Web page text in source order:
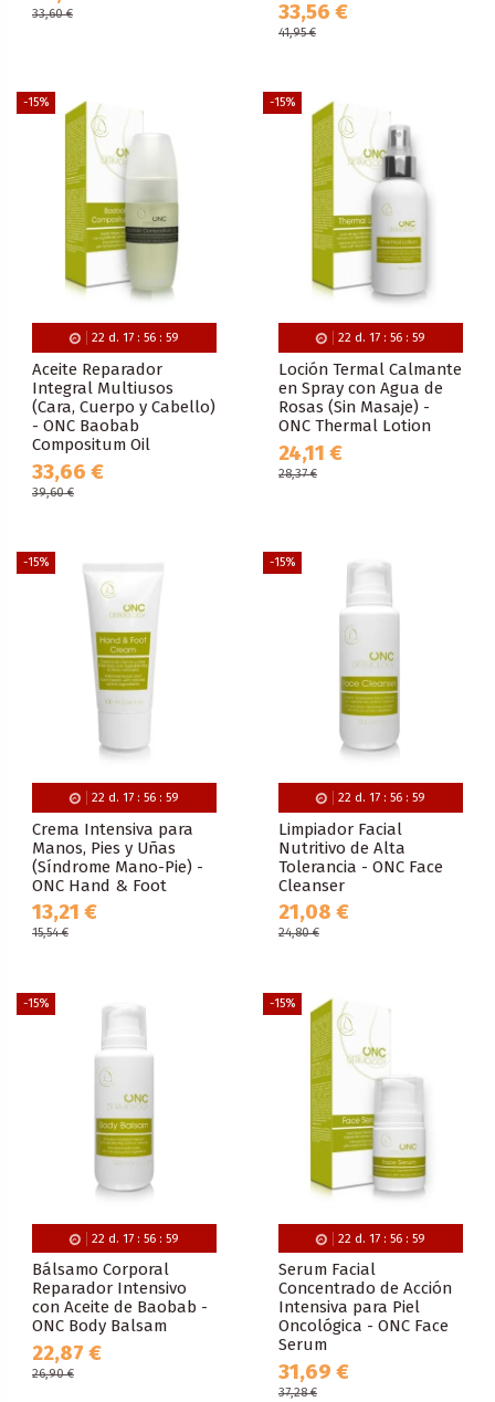
33,60 € 33,56 €
41,95 €
-15%
22 d. 17 :56 :59
Aceite Reparador
Integral Multiusos
(Cara, Cuerpo y Cabello)
- ONC Baobab
Compositum Oil
33,66 €
39,60 €
-15%
22 d. 17 :56 :59
Loción Termal Calmante
en Spray con Agua de
Rosas (Sin Masaje) -
ONC Thermal Lotion
24,11 €
28,37 €
-15%
22 d. 17 :56 :59
Crema Intensiva para
Manos, Pies y Uñas
(Síndrome Mano-Pie) -
ONC Hand & Foot
13,21 €
15,54 €
-15%
22 d. 17 :56 :59
Limpiador Facial
Nutritivo de Alta
Tolerancia - ONC Face
Cleanser
21,08 €
24,80 €
-15%
22 d. 17 :56 :59
Bálsamo Corporal
Reparador Intensivo
con Aceite de Baobab -
ONC Body Balsam
22,87 €
26,90 €
-15%
22 d. 17 :56 :59
Serum Facial
Concentrado de Acción
Intensiva para Piel
Oncológica - ONC Face
Serum
31,69 €
37,28 €